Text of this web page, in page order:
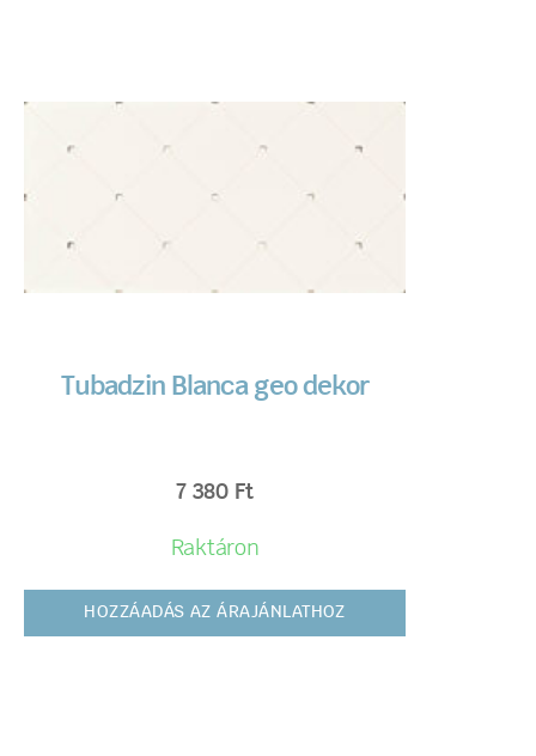
Tubadzin Blanca geo dekor
7 380 Ft
Raktáron
HOZZÁADÁS AZ ÁRAJÁNLATHOZ